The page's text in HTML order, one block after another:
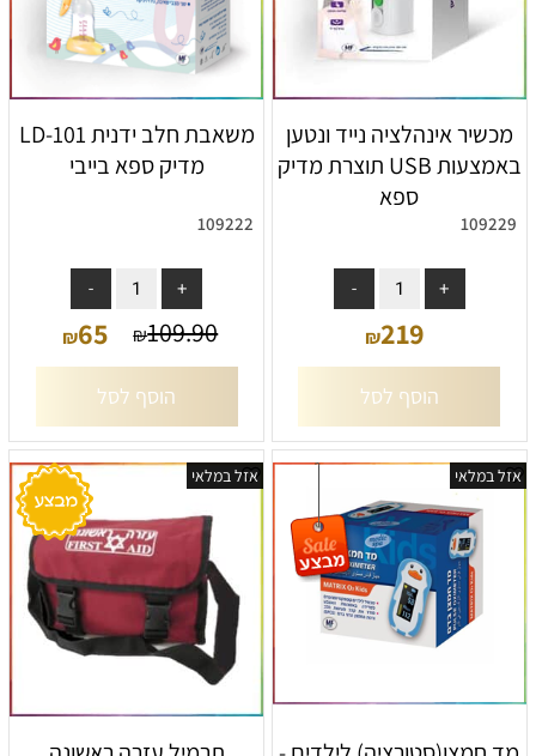
מכשיר אינהלציה נייד ונטען
באמצעות USB תוצרת מדיק
ספא
109229
₪219
הוסף לסל
משאבת חלב ידנית LD-101
מדיק ספא בייבי
109222
₪109.90
₪65
הוסף לסל
אזל במלאי אזל במלאי